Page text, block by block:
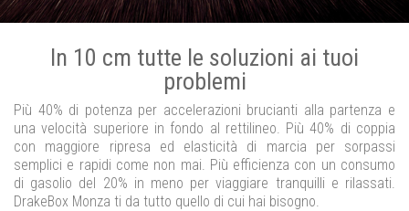
In 10 cm tutte le soluzioni ai tuoi
problemi
Più 40% di potenza per accelerazioni brucianti alla partenza e
una velocità superiore in fondo al rettilineo. Più 40% di coppia
con maggiore ripresa ed elasticità di marcia per sorpassi
semplici e rapidi come non mai. Più efficienza con un consumo
di gasolio del 20% in meno per viaggiare tranquilli e rilassati.
DrakeBox Monza ti da tutto quello di cui hai bisogno.